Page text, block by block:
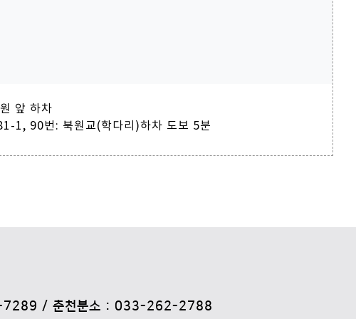
앞 하차
1, 90번: 북원교(학다리)하차 도보 5분
7289 / 춘천분소 : 033-262-2788